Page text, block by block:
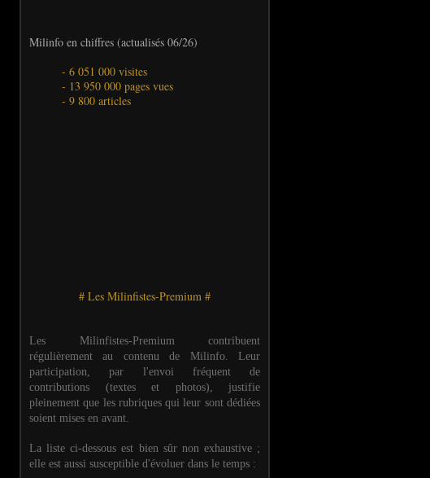
Milinfo en chiffres (actualisés 06/26)
- 6 051 000 visites
- 13 950 000 pages vues
- 9 800 articles
# Les Milinfistes-Premium #
Les Milinfistes-Premium contribuent
régulièrement au contenu de Milinfo. Leur
participation, par l'envoi fréquent de
contributions (textes et photos), justifie
pleinement que les rubriques qui leur sont dédiées
soient mises en avant.
La liste ci-dessous est bien sûr non exhaustive ;
elle est aussi susceptible d'évoluer dans le temps :